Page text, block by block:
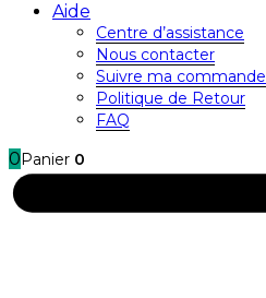
Aide
Centre d’assistance
Nous contacter
Suivre ma commande
Politique de Retour
FAQ
0 Panier 0